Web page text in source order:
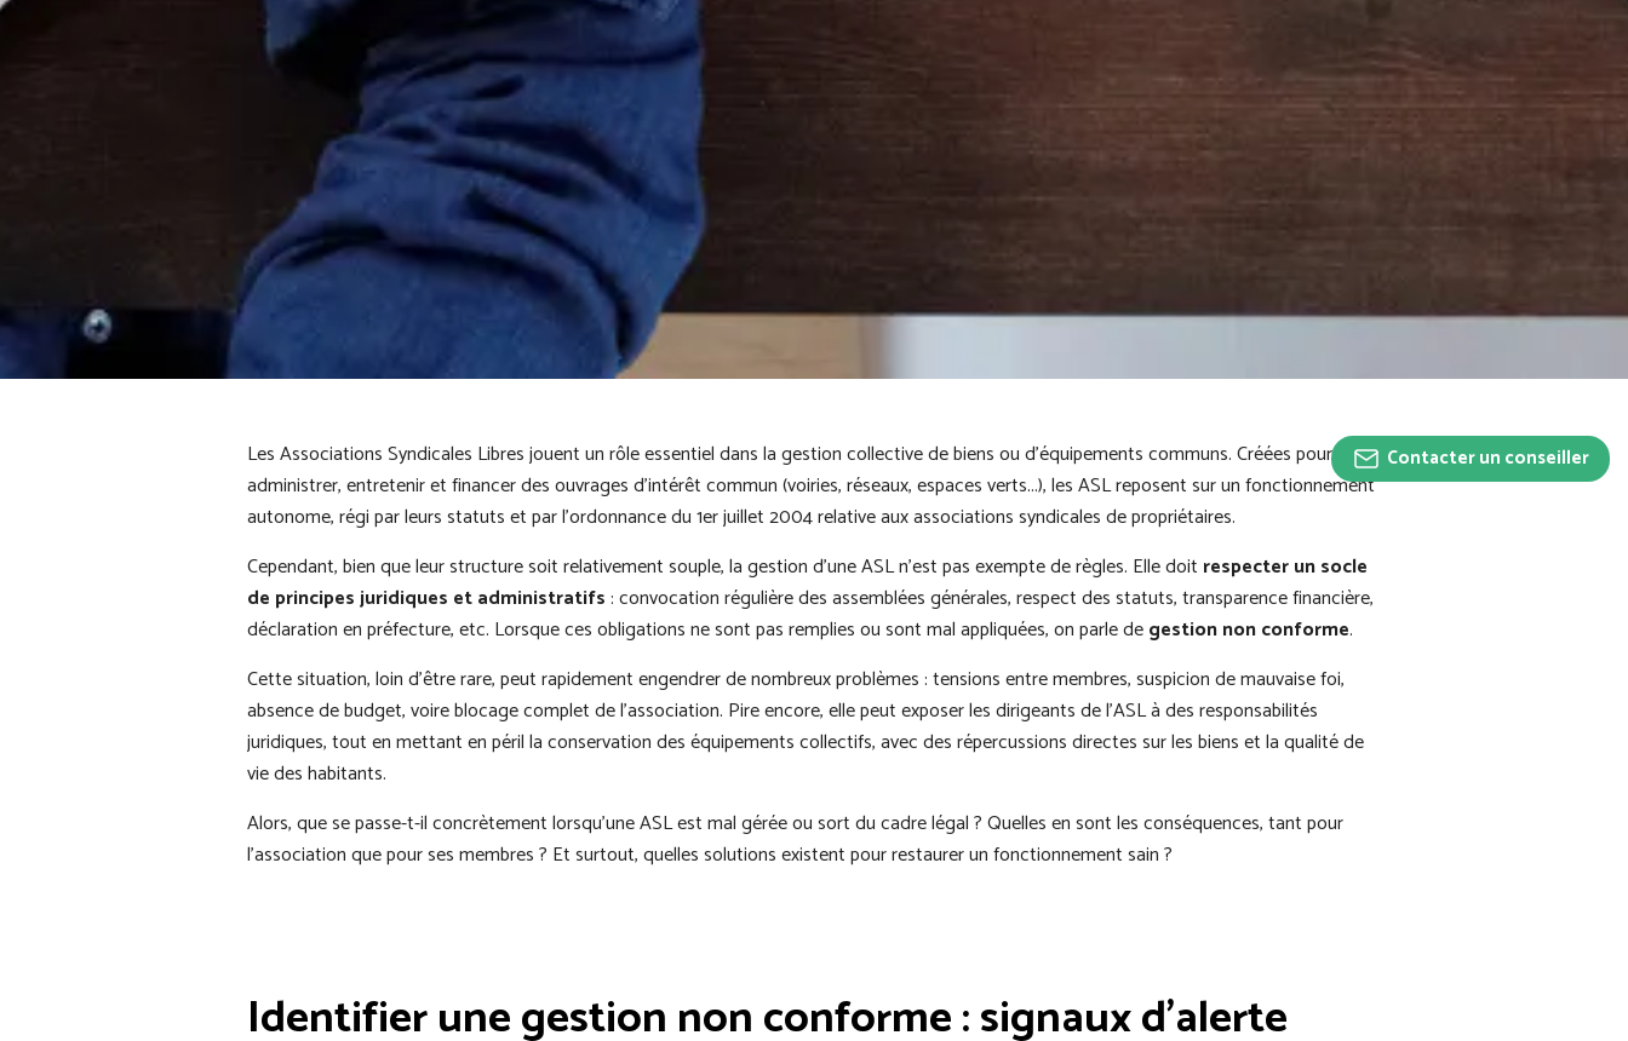
Contacter un conseiller
Les Associations Syndicales Libres jouent un rôle essentiel dans la gestion collective de biens ou d’équipements communs. Créées pour
administrer, entretenir et financer des ouvrages d’intérêt commun (voiries, réseaux, espaces verts...), les ASL reposent sur un fonctionnement
autonome, régi par leurs statuts et par l’ordonnance du 1er juillet 2004 relative aux associations syndicales de propriétaires.
Cependant, bien que leur structure soit relativement souple, la gestion d’une ASL n’est pas exempte de règles. Elle doit respecter un socle
de principes juridiques et administratifs: convocation régulière des assemblées générales, respect des statuts, transparence financière,
déclaration en préfecture, etc. Lorsque ces obligations ne sont pas remplies ou sont mal appliquées, on parle degestion non conforme.
Cette situation, loin d’être rare, peut rapidement engendrer de nombreux problèmes : tensions entre membres, suspicion de mauvaise foi,
absence de budget, voire blocage complet de l’association. Pire encore, elle peut exposer les dirigeants de l’ASL à des responsabilités
juridiques, tout en mettant en péril la conservation des équipements collectifs, avec des répercussions directes sur les biens et la qualité de
vie des habitants.
Alors, que se passe-t-il concrètement lorsqu’une ASL est mal gérée ou sort du cadre légal ? Quelles en sont les conséquences, tant pour
l’association que pour ses membres ? Et surtout, quelles solutions existent pour restaurer un fonctionnement sain ?
Identifier une gestion non conforme : signaux d’alerte